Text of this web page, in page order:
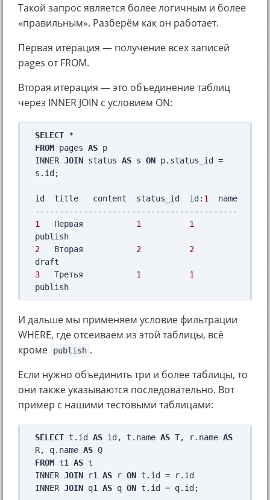
Такой запрос является более логичным и более
«правильным». Разберём как он работает.
Первая итерация — получение всех записей
pages от FROM.
Вторая итерация — это объединение таблиц
через INNER JOIN с условием ON:
SELECT
FROM pages AS p
INNER JOIN status AS s ON p.status_id =
s.id;
id  title   content  status_id  id: 1
  name
1
   Первая
1
1
2
   Вторая
2
2
3
   Третья
1
1
И дальше мы применяем условие фильтрации
WHERE, где отсеиваем из этой таблицы, всё
кроме
publish .
Если нужно объединить три и более таблицы, то
они также указываются последовательно. Вот
пример с нашими тестовыми таблицами:
SELECT t.id AS id, t.name AS T, r.name AS
R, q.name AS
FROM t1 AS t
INNER JOIN r1 AS r ON t.id = r.id
INNER JOIN q1 AS q ON t.id = q.id;